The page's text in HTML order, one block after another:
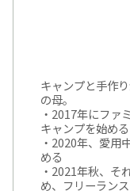
キャンプと手作
の母。
・2017年にファ
キャンプを始める
・2020年、愛用
める
・2021年秋、そ
め、フリーランス